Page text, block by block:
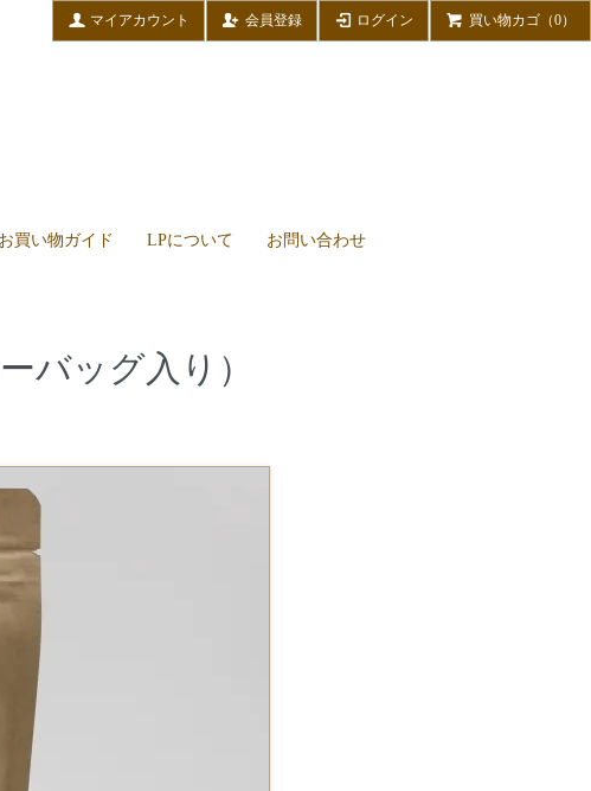
買い物カゴ（0）
ログイン
会員登録
マイアカウント
お買い物ガイド LPについて お問い合わせ
バッグ入り）